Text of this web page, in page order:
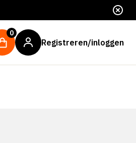
0
Registreren/inloggen